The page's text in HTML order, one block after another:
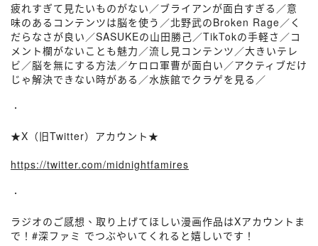
疲れすぎて見たいものがない／ブライアンが面白すぎる／意
味のあるコンテンツは脳を使う／北野武のBroken Rage／く
だらなさが良い／SASUKEの山田勝己／TikTokの手軽さ／コ
メント欄がないことも魅力／流し見コンテンツ／大きいテレ
ビ／脳を無にする方法／ケロロ軍曹が面白い／アクティブだけ
じゃ解決できない時がある／水族館でクラゲを見る／
．
★X（旧Twitter）アカウント★
https://twitter.com/midnightfamires
．
ラジオのご感想、取り上げてほしい漫画作品はXアカウントま
で！#深ファミ でつぶやいてくれると嬉しいです！